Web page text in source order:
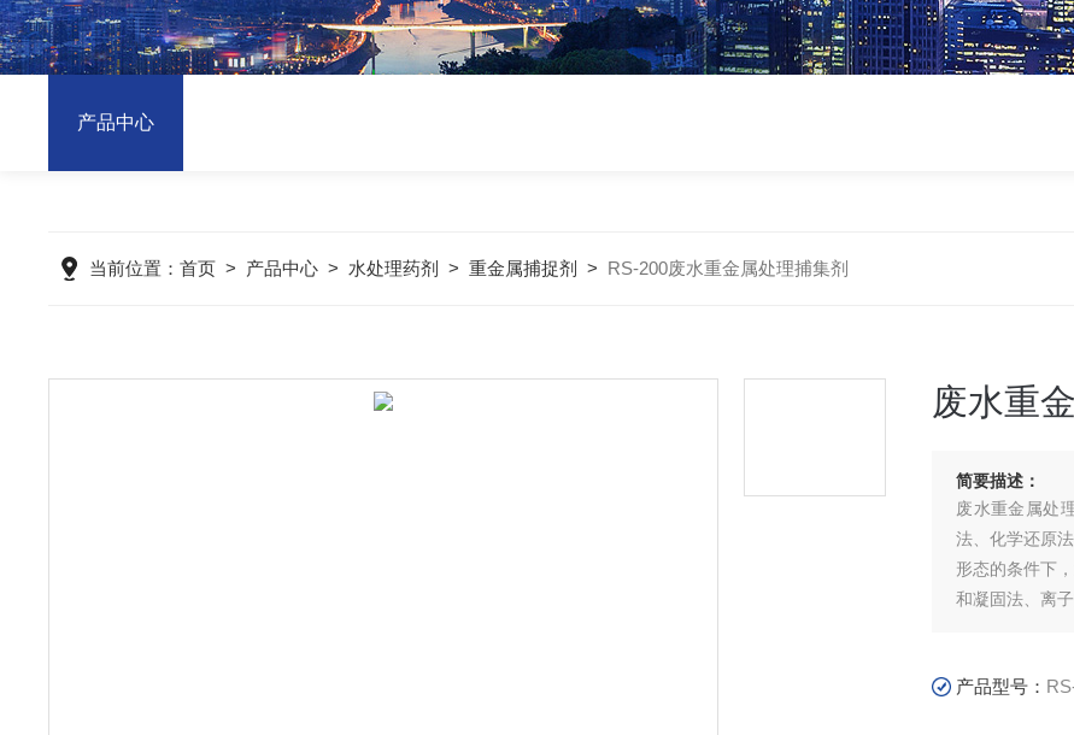
产品中心
当前位置：首页 > 产品中心 > 水处理药剂 >重金属捕捉剂 > RS-200废水重金属处理捕集剂
废水重
简要描述：
废水重金属处
法、化学还原
形态的条件下
和凝固法、离
产品型号：